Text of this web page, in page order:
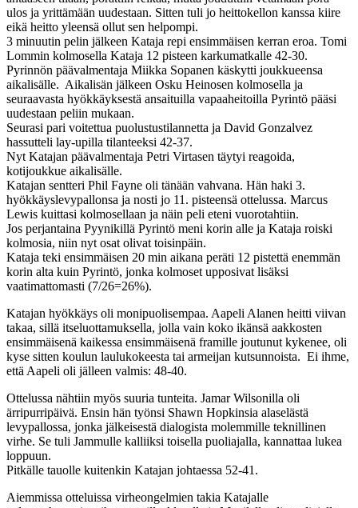
ulos ja yrittämään uudestaan. Sitten tuli jo heittokellon kanssa kiire
eikä heitto yleensä ollut sen helpompi.
3 minuutin pelin jälkeen Kataja repi ensimmäisen kerran eroa. Tomi
Lommin kolmosella Kataja 12 pisteen karkumatkalle 42-30.
Pyrinnön päävalmentaja Miikka Sopanen käskytti joukkueensa
aikalisälle. Aikalisän jälkeen Osku Heinosen kolmosella ja
seuraavasta hyökkäyksestä ansaituilla vapaaheitoilla Pyrintö pääsi
uudestaan peliin mukaan.
Seurasi pari voitettua puolustustilannetta ja David Gonzalvez
hassutteli lay-upilla tilanteeksi 42-37.
Nyt Katajan päävalmentaja Petri Virtasen täytyi reagoida,
kotijoukkue aikalisälle.
Katajan sentteri Phil Fayne oli tänään vahvana. Hän haki 3.
hyökkäyslevypallonsa ja nosti jo 11. pisteensä ottelussa. Marcus
Lewis kuittasi kolmosellaan ja näin peli eteni vuorotahtiin.
Jos perjantaina Pyynikillä Pyrintö meni korin alle ja Kataja roiski
kolmosia, niin nyt osat olivat toisinpäin.
Kataja teki ensimmäisen 20 min aikana peräti 12 pistettä enemmän
korin alta kuin Pyrintö, jonka kolmoset upposivat lisäksi
vaatimattomasti (7/26=26%).
Katajan hyökkäys oli monipuolisempaa. Aapeli Alanen heitti viivan
takaa, sillä itseluottamuksella, jolla vain koko ikänsä aakkosten
ensimmäisenä kaikessa ensimmäisenä framille joutunut kykenee, oli
kyse sitten koulun laulukokeesta tai armeijan kutsunnoista. Ei ihme,
että Aapeli oli jälleen valmis: 48-40.
Ottelussa nähtiin myös suuria tunteita. Jamar Wilsonilla oli
ärripurripäivä. Ensin hän työnsi Shawn Hopkinsia alaselästä
levypallossa, jonka jälkeisestä dialogista molemmille teknillinen
virhe. Se tuli Jammulle kalliiksi toisella puoliajalla, kannattaa lukea
loppuun.
Pitkälle tauolle kuitenkin Katajan johtaessa 52-41.
Aiemmissa otteluissa virheongelmien takia Katajalle